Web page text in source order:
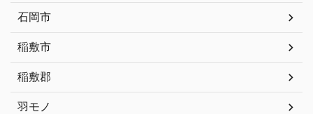
石岡市
稲敷市
稲敷郡
羽モノ